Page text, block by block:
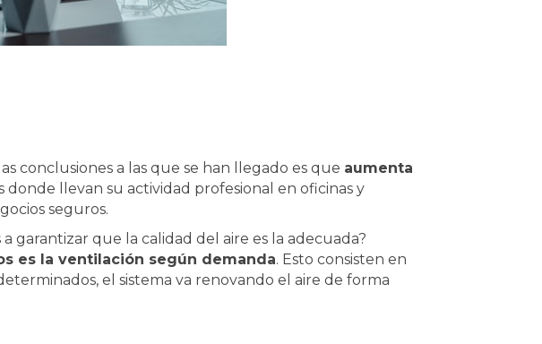
conclusiones a las que se han llegado es que aumenta
donde llevan su actividad profesional en oficinas y
seguros.
a garantizar que la calidad del aire es la adecuada?
es la ventilación según demanda. Esto consisten en
el sistema va renovando el aire de forma